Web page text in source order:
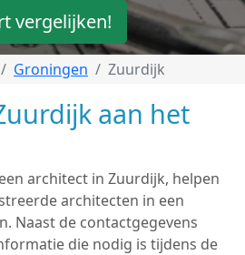
vergelijken!
Groningen Zuurdijk
aan het
architect in Zuurdijk, helpen
architecten in een
Naast de contactgegevens
die nodig is tijdens de